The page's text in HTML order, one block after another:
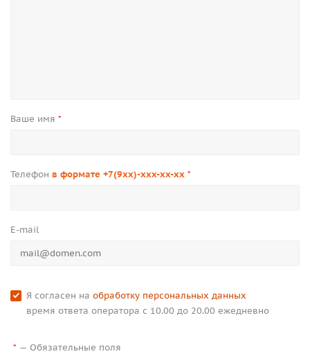
Ваше имя *
Телефон в формате +7(9xx)-xxx-xx-xx *
E-mail
Я согласен на обработку персональных данных
время ответа оператора с 10.00 до 20.00 ежедневно
* — Обязательные поля